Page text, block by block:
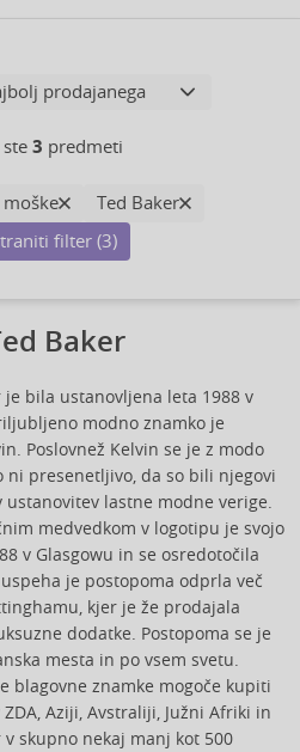
3 predmeti
moške
Ted Baker
filter (3)
Baker
je bila ustanovljena leta 1988 v
modno znamko je
Poslovnež Kelvin se je z modo
ni presenetljivo, da so bili njegovi
lastne modne verige.
medvedkom v logotipu je svojo
v Glasgowu in se osredotočila
je postopoma odprla več
kjer je že prodajala
dodatke. Postopoma se je
mesta in po vsem svetu.
blagovne znamke mogoče kupiti
Aziji, Avstraliji, Južni Afriki in
skupno nekaj manj kot 500